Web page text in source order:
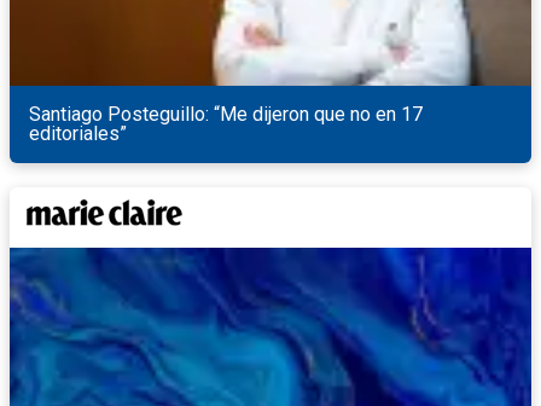
Santiago Posteguillo: “Me dijeron que no en 17
editoriales”